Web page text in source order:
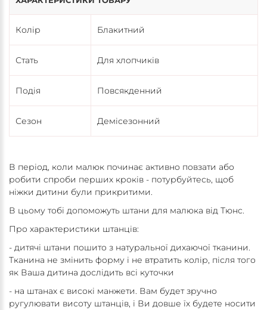
Колір Блакитний
Стать Для хлопчиків
Подія Повсякденний
Сезон Демісезонний
В період, коли малюк починає активно повзати або
робити спроби перших кроків - потурбуйтесь, щоб
ніжки дитини були прикритими.
В цьому тобі допоможуть штани для малюка від Тюнс.
Про характеристики штанців:
- дитячі штани пошито з натуральної дихаючої тканини.
Тканина не змінить форму і не втратить колір, після того
як Ваша дитина дослідить всі куточки
- на штанах є високі манжети. Вам будет зручно
ругулювати висоту штанців, і Ви довше їх будете носити